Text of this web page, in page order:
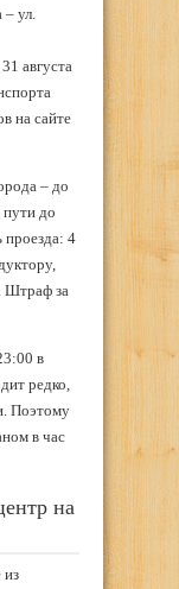
ул.
августа
на сайте
– до
до
проезда: 4
Штраф за
в
редко,
Поэтому
в час
на
из